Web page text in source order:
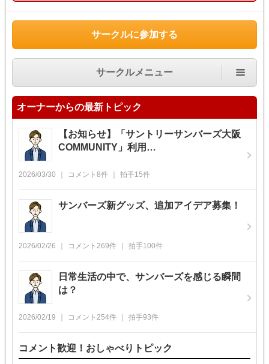
サークルに参加する
サークルメニュー
オーナーからの最新トピック
【お知らせ】「サントリーサンバーズ大阪
COMMUNITY」利用…
2026/03/30 コメント 8件 拍手15件
サンバーズ新グッズ、追加アイデア募集！
2026/02/26 コメント 269件 拍手100件
日常生活の中で、サンバーズを感じる瞬間
は？
2026/02/19 コメント 254件 拍手93件
コメント歓迎！おしゃべりトピック